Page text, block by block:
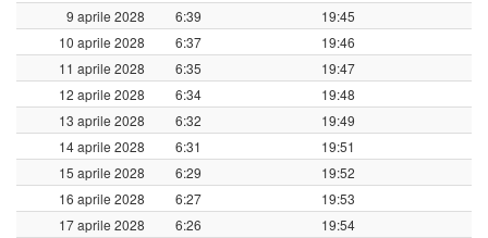
9 aprile 2028
6:39
19:45
10 aprile 2028
6:37
19:46
11 aprile 2028
6:35
19:47
12 aprile 2028
6:34
19:48
13 aprile 2028
6:32
19:49
14 aprile 2028
6:31
19:51
15 aprile 2028
6:29
19:52
16 aprile 2028
6:27
19:53
17 aprile 2028
6:26
19:54